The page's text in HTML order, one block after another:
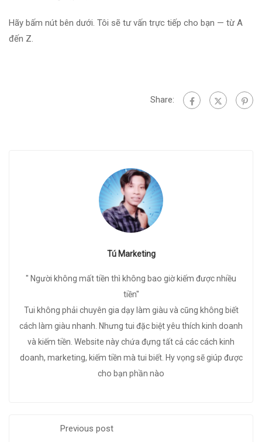
Hãy bấm nút bên dưới. Tôi sẽ tư vấn trực tiếp cho bạn — từ A
đến Z.
Share:
Tú Marketing
" Người không mất tiền thì không bao giờ kiếm được nhiều
tiền"
Tui không phải chuyên gia dạy làm giàu và cũng không biết
cách làm giàu nhanh. Nhưng tui đặc biệt yêu thích kinh doanh
và kiếm tiền. Website này chứa đựng tất cả các cách kinh
doanh, marketing, kiếm tiền mà tui biết. Hy vọng sẽ giúp được
cho bạn phần nào
Previous post